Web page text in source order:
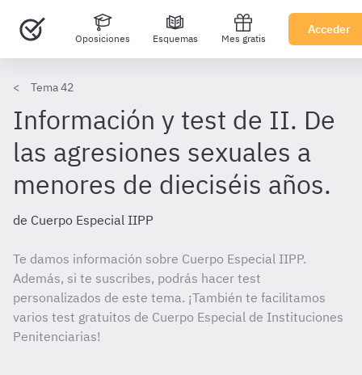
Oposiciones Esquemas Mes gratis
Acceder
Tema 42
Información y test de II. De
las agresiones sexuales a
menores de dieciséis años.
de Cuerpo Especial IIPP
Te damos información sobre Cuerpo Especial IIPP.
Además, si te suscribes, podrás hacer test
personalizados de este tema. ¡También te facilitamos
varios test gratuitos de Cuerpo Especial de Instituciones
Penitenciarias!